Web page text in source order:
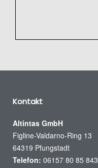
Kontakt
Altintas GmbH
Figline-Valdarno-Ring 13
64319 Pfungstadt
Telefon: 06157 80 85 843